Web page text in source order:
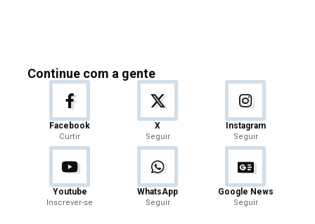
Continue com a gente
Facebook
Curtir
X
Seguir
Instagram
Seguir
Youtube
Inscrever-se
WhatsApp
Seguir
Google News
Seguir